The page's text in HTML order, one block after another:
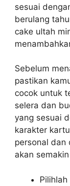
sesuai
berulang
cake ultah
Sebelum
pastikan
cocok untuk
selera dan
yang sesuai
karakter
personal dan
akan